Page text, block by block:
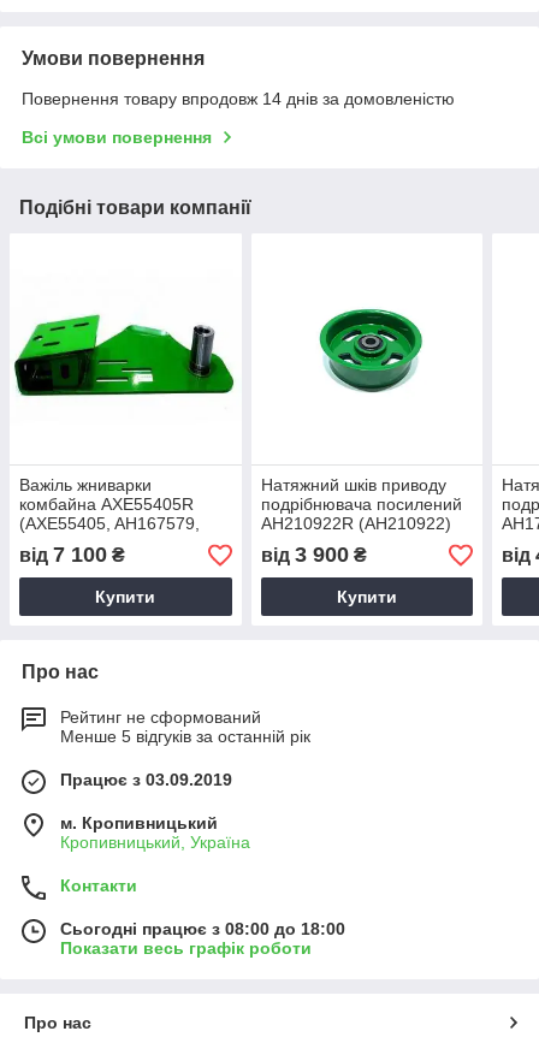
Умови повернення
Повернення товару впродовж 14 днів за домовленістю
Всі умови повернення
Подібні товари компанії
Важіль жниварки
комбайна AXE55405R
(AXE55405, AH167579,
AH120972, AH154961,
AH162787) (HDParts-AG,
США)
від 7 100 ₴
Купити
Натяжний шків приводу
подрібнювача посилений
AH210922R (AH210922)
(HDParts-AG, США)
від 3 900₴
Купити
від
Про нас
Рейтинг не сформований
Менше 5 відгуків за останній рік
Працює з 03.09.2019
м. Кропивницький
Кропивницький, Україна
Контакти
Сьогодні працює з 08:00 до 18:00
Показати весь графік роботи
Про нас